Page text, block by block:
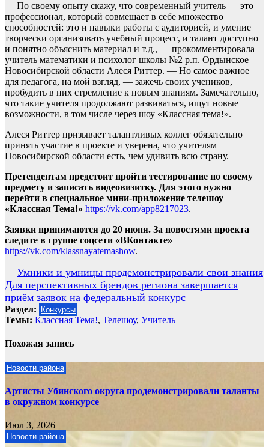
— По своему опыту скажу, что современный учитель — это
профессионал, который совмещает в себе множество
способностей: это и навыки работы с аудиторией, и умение
творчески организовать учебный процесс, и талант доступно
и понятно объяснить материал и т.д., — прокомментировала
учитель математики и психолог школы №2 р.п. Ордынское
Новосибирской области Алеся Риттер. — Но самое важное
для педагога, на мой взгляд, — зажечь своих учеников,
пробудить в них стремление к новым знаниям. Замечательно,
что такие учителя продолжают развиваться, ищут новые
возможности, в том числе через шоу «Классная тема!».
Алеся Риттер призывает талантливых коллег обязательно
принять участие в проекте и уверена, что учителям
Новосибирской области есть, чем удивить всю страну.
Претендентам предстоит пройти тестирование по своему
предмету и записать видеовизитку. Для этого нужно
перейти в специальное мини-приложение телешоу
«Классная Тема!» https://vk.com/app8217023.
Заявки принимаются до 20 июня. За новостями проекта
следите в группе соцсети «ВКонтакте»
https://vk.com/klassnayatemashow.
Навигация
по
записям
Умники и умницы продемонстрировали свои знания
Для перспективных брендов региона завершается
приём заявок на федеральный конкурс
Раздел: Конкурсы
Темы: Классная Тема!, Телешоу, Учитель
Похожая запись
Новости района
Артисты Убинского округа продемонстрировали таланты
в окружном конкурсе
Июл 3, 2026
Новости района